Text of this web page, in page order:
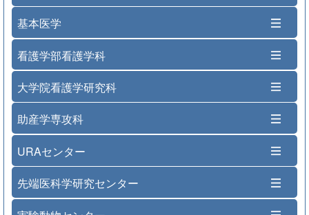
基本医学
看護学部看護学科
大学院看護学研究科
助産学専攻科
URAセンター
先端医科学研究センター